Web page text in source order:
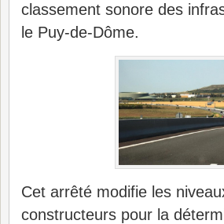
classement sonore des
le Puy-de-Dôme.
Cet arrêté modifie les
constructeurs pour la